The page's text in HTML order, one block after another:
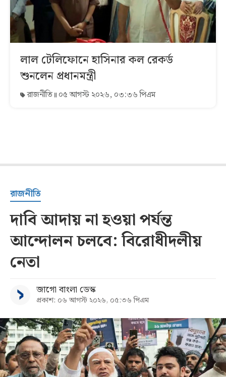
লাল টেলিফোনে হাসিনার কল রেকর্ড
শুনলেন প্রধানমন্ত্রী
রাজনীতি ০৫ আগস্ট ২০২৬, ০৩:৩৬ পিএম
রাজনীতি
দাবি আদায় না হওয়া পর্যন্ত
আন্দোলন চলবে: বিরোধীদলীয়
নেতা
জাগো বাংলা ডেস্ক
প্রকাশ: ০৬ আগস্ট ২০২৬, ০৫:৩৬ পিএম